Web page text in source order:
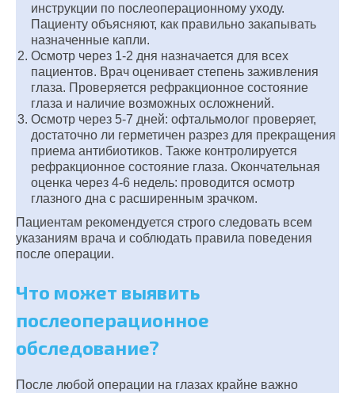
инструкции по послеоперационному уходу.
Пациенту объясняют, как правильно закапывать
назначенные капли.
Осмотр через 1-2 дня назначается для всех
пациентов. Врач оценивает степень заживления
глаза. Проверяется рефракционное состояние
глаза и наличие возможных осложнений.
Осмотр через 5-7 дней: офтальмолог проверяет,
достаточно ли герметичен разрез для прекращения
приема антибиотиков. Также контролируется
рефракционное состояние глаза. Окончательная
оценка через 4-6 недель: проводится осмотр
глазного дна с расширенным зрачком.
Пациентам рекомендуется строго следовать всем
указаниям врача и соблюдать правила поведения
после операции.
Что может выявить
послеоперационное
обследование?
После любой операции на глазах крайне важно